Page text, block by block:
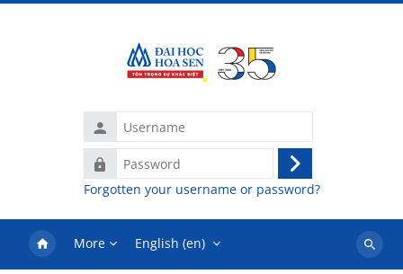
Username
Password
Log
in
Forgotten your username or password?
More English ‎(en)‎
Search